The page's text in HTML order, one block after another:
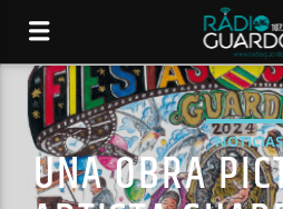
NOTICIAS
UNA OBRA